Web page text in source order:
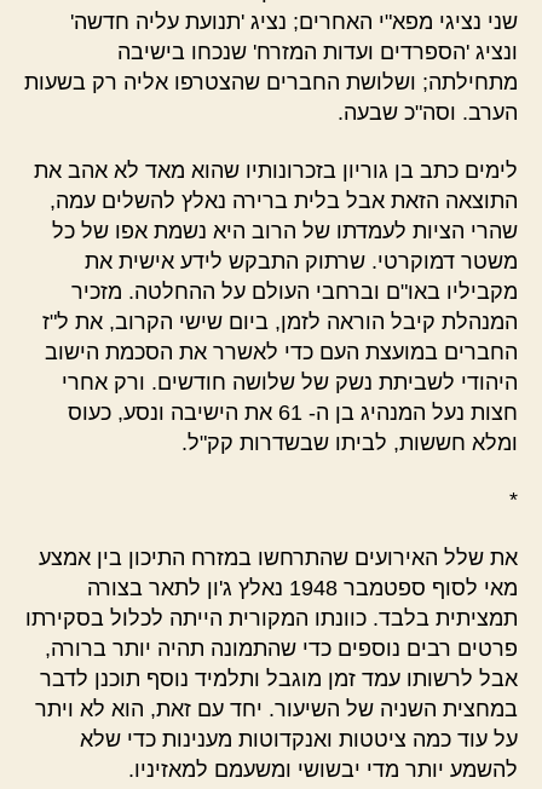
שני נציגי מפא"י האחרים; נציג 'תנועת עליה חדשה'
ונציג 'הספרדים ועדות המזרח' שנכחו בישיבה
מתחילתה; ושלושת החברים שהצטרפו אליה רק בשעות
הערב. וסה"כ שבעה.
לימים כתב בן גוריון בזכרונותיו שהוא מאד לא אהב את
התוצאה הזאת אבל בלית ברירה נאלץ להשלים עמה,
שהרי הציות לעמדתו של הרוב היא נשמת אפו של כל
משטר דמוקרטי. שרתוק התבקש לידע אישית את
מקביליו באו"ם וברחבי העולם על ההחלטה. מזכיר
המנהלת קיבל הוראה לזמן, ביום שישי הקרוב, את ל"ז
החברים במועצת העם כדי לאשרר את הסכמת הישוב
היהודי לשביתת נשק של שלושה חודשים. ורק אחרי
חצות נעל המנהיג בן ה- 61 את הישיבה ונסע, כעוס
ומלא חששות, לביתו שבשדרות קק"ל.
*
את שלל האירועים שהתרחשו במזרח התיכון בין אמצע
מאי לסוף ספטמבר 1948 נאלץ ג'ון לתאר בצורה
תמציתית בלבד. כוונתו המקורית הייתה לכלול בסקירתו
פרטים רבים נוספים כדי שהתמונה תהיה יותר ברורה,
אבל לרשותו עמד זמן מוגבל ותלמיד נוסף תוכנן לדבר
במחצית השניה של השיעור. יחד עם זאת, הוא לא ויתר
על עוד כמה ציטטות ואנקדוטות מענינות כדי שלא
להשמע יותר מדי יבשושי ומשעמם למאזיניו.